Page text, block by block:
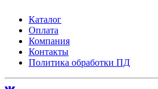
Каталог
Оплата
Компания
Контакты
Политика обработки ПД